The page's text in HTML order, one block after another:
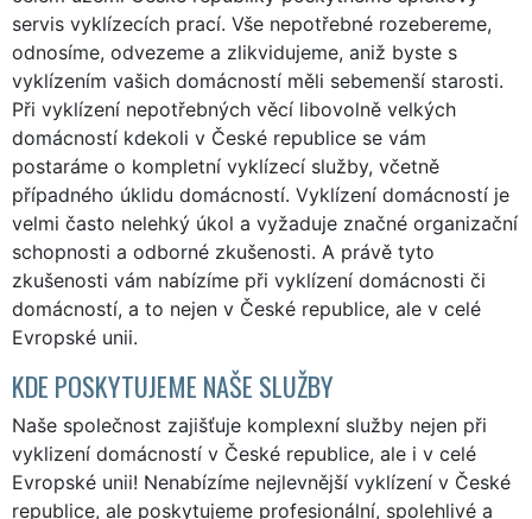
servis vyklízecích prací. Vše nepotřebné rozebereme,
odnosíme, odvezeme a zlikvidujeme, aniž byste s
vyklízením vašich domácností měli sebemenší starosti.
Při vyklízení nepotřebných věcí libovolně velkých
domácností kdekoli v České republice se vám
postaráme o kompletní vyklízecí služby, včetně
případného úklidu domácností. Vyklízení domácností je
velmi často nelehký úkol a vyžaduje značné organizační
schopnosti a odborné zkušenosti. A právě tyto
zkušenosti vám nabízíme při vyklízení domácnosti či
domácností, a to nejen v České republice, ale v celé
Evropské unii.
KDE POSKYTUJEME NAŠE SLUŽBY
Naše společnost zajišťuje komplexní služby nejen při
vyklizení domácností v České republice, ale i v celé
Evropské unii! Nenabízíme nejlevnější vyklízení v České
republice, ale poskytujeme profesionální, spolehlivé a